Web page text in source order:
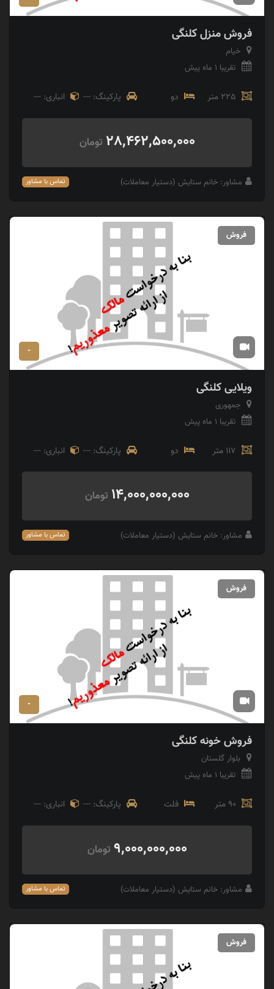
فروش منزل کلنگی
خیام
تقریبا 1 ماه پیش
225 متر دو پارکینگ: --- انباری: ---
28,462,500,000 تومان
مشاور: خانم ستایش (دستیار معاملات) تماس با مشاور
فروش
-
ویلایی کلنگی
جمهوری
تقریبا 1 ماه پیش
117 متر دو پارکینگ: --- انباری: ---
14,000,000,000 تومان
مشاور: خانم ستایش (دستیار معاملات) تماس با مشاور
فروش
-
فروش خونه کلنگی
بلوار گلستان
تقریبا 1 ماه پیش
90 متر فلت پارکینگ: --- انباری: ---
9,000,000,000 تومان
مشاور: خانم ستایش (دستیار معاملات) تماس با مشاور
فروش